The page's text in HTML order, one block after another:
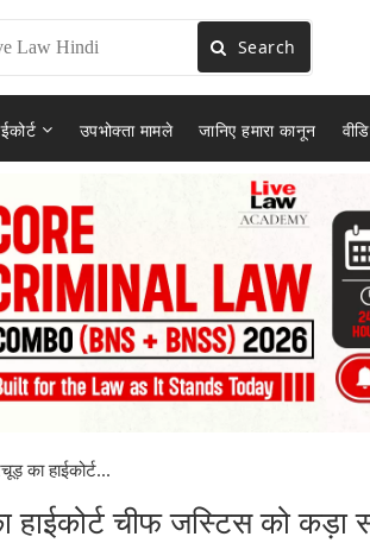
Search
उपभोक्ता मामले जानिए हमारा कानून
का हाईकोर्ट...
चीफ जस्टिस को कड़ा